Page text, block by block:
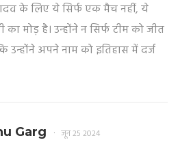
के लिए ये सिर्फ एक मैच नहीं, ये
का मोड़ है। उन्होंने न सिर्फ टीम को जीत
उन्होंने अपने नाम को इतिहास में दर्ज
Garg जून 25 2024